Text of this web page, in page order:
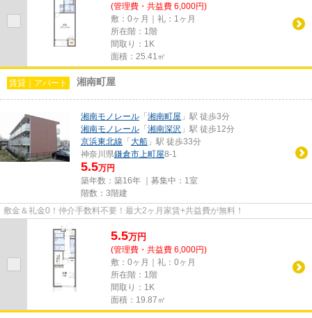
(管理費・共益費 6,000円)
敷：0ヶ月｜礼：1ヶ月
所在階：1階
間取り：1K
面積：25.41㎡
賃貸｜アパート 湘南町屋
湘南モノレール 「 湘南町屋 」駅 徒歩3分
湘南モノレール 「 湘南深沢 」駅 徒歩12分
京浜東北線 「 大船 」駅 徒歩33分
神奈川県鎌倉市上町屋8-1
5.5万円
築年数：築16年 ｜募集中： 1室
階数：3階建
敷金＆礼金0！仲介手数料不要！最大2ヶ月家賃+共益費が無料！
5.5万円
(管理費・共益費 6,000円)
敷：0ヶ月｜礼：0ヶ月
所在階：1階
間取り：1K
面積：19.87㎡